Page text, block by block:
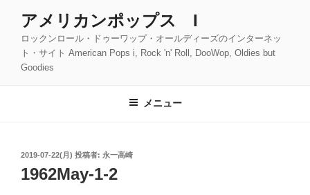
アメリカンポップス I
ロックンロール・ドゥーワップ・オールディーズのインターネッ
ト・サイト American Pops i, Rock 'n' Roll, DooWop, Oldies but
Goodies
メニュー
投
稿
日:
2019-07-22(月) 投稿者: 永一高崎
1962May-1-2